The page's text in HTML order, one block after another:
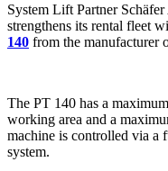
System Lift Partner
strengthens its rental fleet
140 from the manufacturer
The PT 140 has a
working area and a
machine is controlled via
system.